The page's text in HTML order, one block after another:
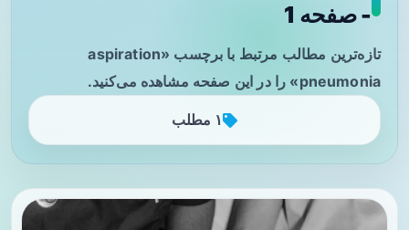
- صفحه 1
تازه‌ترین مطالب مرتبط با برچسب «aspiration
pneumonia» را در این صفحه مشاهده می‌کنید.
۱ مطلب